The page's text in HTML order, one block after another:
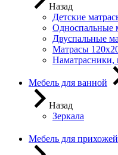
Назад
Детские
Односпальные
Двуспальные
Матрасы
Наматрасники,
Мебель для ванной
Назад
Зеркала
Мебель для прихожей